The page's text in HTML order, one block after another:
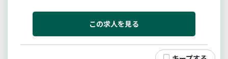
得展示会出展営業戦略立案営業リスト作成ＤＭ発送市
場調査・情報収集お客様の声の社内フィードバック◇
この求人を見る